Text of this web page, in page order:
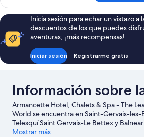
(Ancolie)
Inicia sesión para echar un vistazo a
descuentos de los que puedes
aventuras, ¡más recompensas!
Iniciar sesión Registrarme gratis
Información sobre
Armancette Hotel, Chalets & Spa - The
World se encuentra en Saint-Gervais-les-
Telesquí Saint Gervais-Le Bettex y
Saint-Gervais son excelentes opciones
Mostrar más